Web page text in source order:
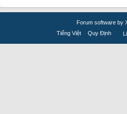
Forum software by
Tiếng Việt
Quy Định